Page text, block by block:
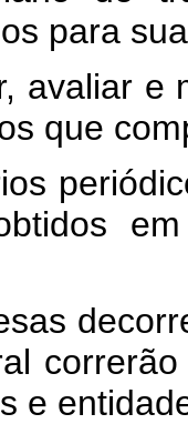
para
avaliar e
que
e